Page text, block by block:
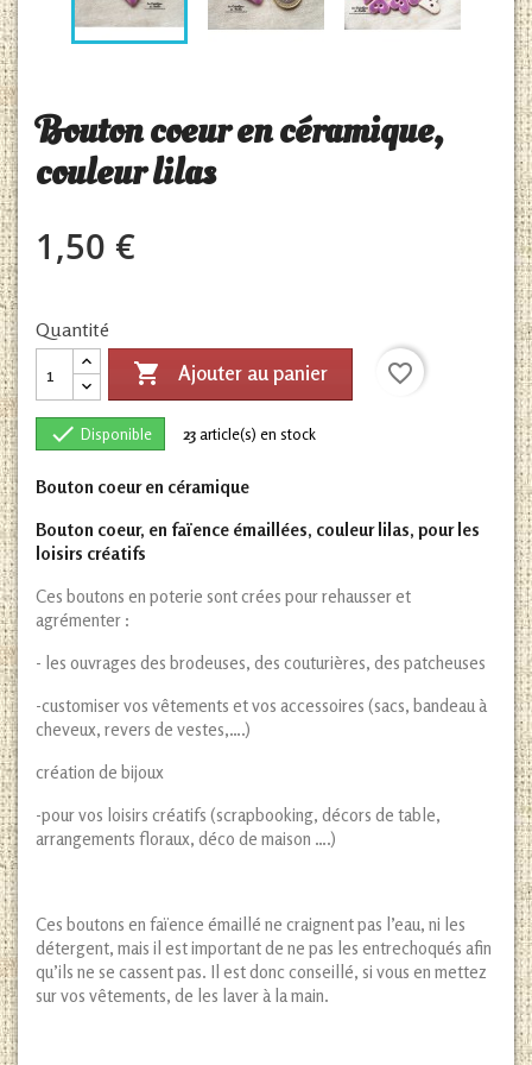
Bouton coeur en céramique,
couleur lilas
1,50 €
Quantité
 Ajouter au panier favorite_border
 Disponible 23article(s) en stock
Bouton coeur en céramique
Bouton coeur, en faïence émaillées, couleur lilas, pour les
loisirs créatifs
Ces boutons en poterie sont crées pour rehausser et
agrémenter :
- les ouvrages des brodeuses, des couturières, des patcheuses
-customiser vos vêtements et vos accessoires (sacs, bandeau à
cheveux, revers de vestes,….)
création de bijoux
-pour vos loisirs créatifs (scrapbooking, décors de table,
arrangements floraux, déco de maison ….)
Ces boutons en faïence émaillé ne craignent pas l’eau, ni les
détergent, mais il est important de ne pas les entrechoqués afin
qu’ils ne se cassent pas. Il est donc conseillé, si vous en mettez
sur vos vêtements, de les laver à la main.